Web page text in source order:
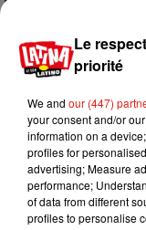
Le
priorité
We and our (447)
your consent and/or
information on a
profiles for
advertising; Measure
performance;
of data from different
profiles to personalise